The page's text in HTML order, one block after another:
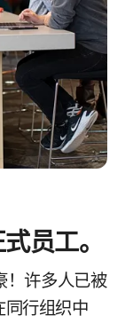
员工。
！​许多​人​已​被​
同行​组织​中​